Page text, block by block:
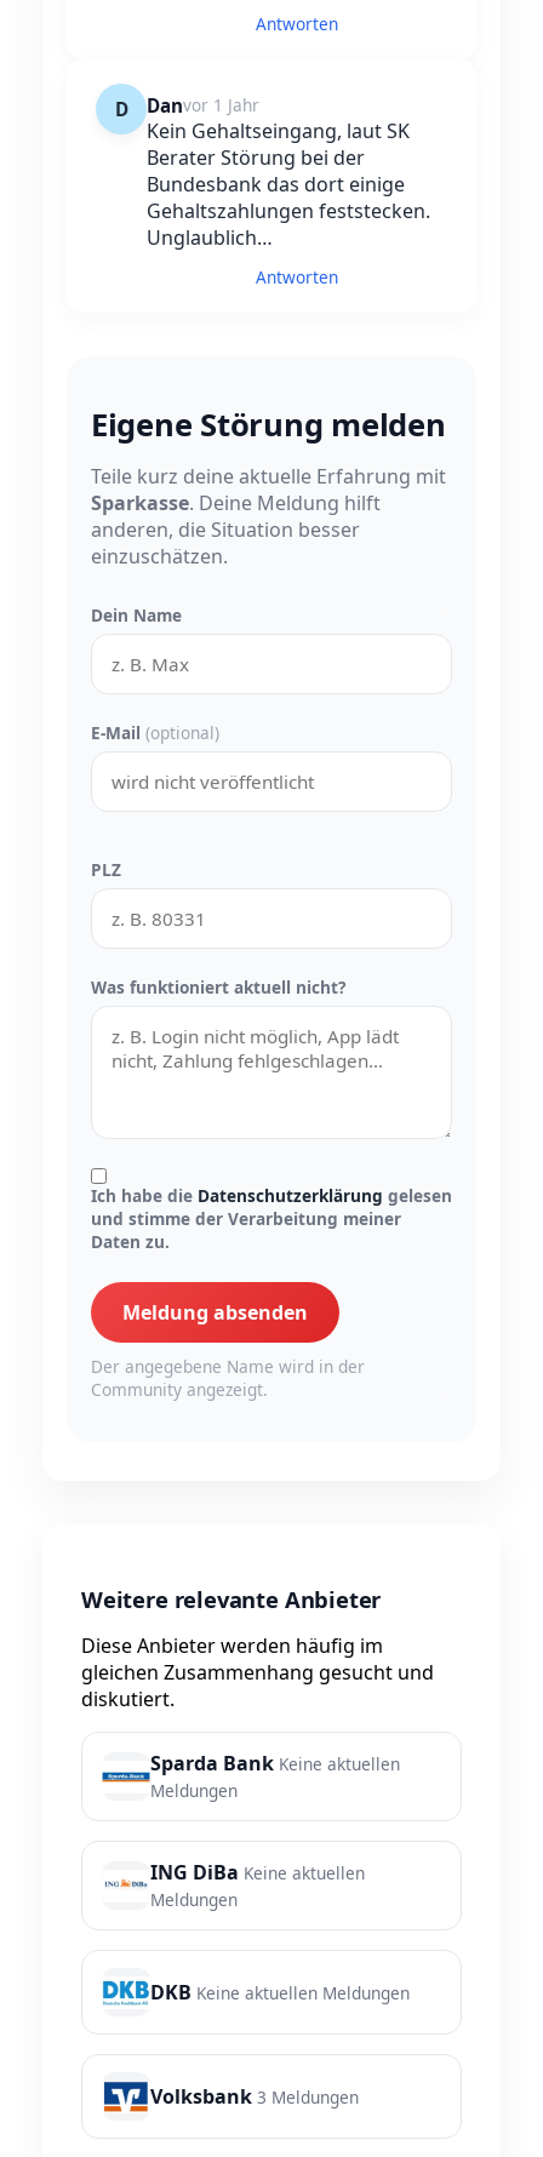
Antworten
D Danvor 1 Jahr
Kein Gehaltseingang, laut SK
Berater Störung bei der
Bundesbank das dort einige
Gehaltszahlungen feststecken.
Unglaublich…
Antworten
Eigene Störung melden
Teile kurz deine aktuelle Erfahrung mit
Sparkasse. Deine Meldung hilft
anderen, die Situation besser
einzuschätzen.
Dein Name
E-Mail (optional)
PLZ
Was funktioniert aktuell nicht?
Ich habe die Datenschutzerklärung gelesen
und stimme der Verarbeitung meiner
Daten zu.
Meldung absenden
Der angegebene Name wird in der
Community angezeigt.
Weitere relevante Anbieter
Diese Anbieter werden häufig im
gleichen Zusammenhang gesucht und
diskutiert.
Sparda Bank Keine aktuellen
Meldungen
ING DiBa Keine aktuellen
Meldungen
DKB Keine aktuellen Meldungen
Volksbank 3 Meldungen